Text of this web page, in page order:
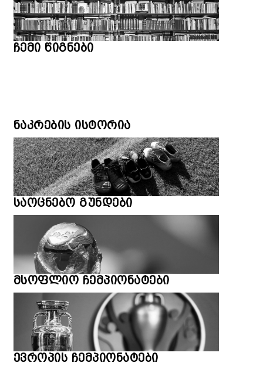
ჩემი წიგნები
ნაკრების ისტორია
საოცნებო გუნდები
მსოფლიო ჩემპიონატები
ევროპის ჩემპიონატები